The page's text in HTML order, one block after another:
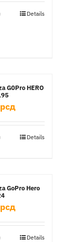
Details
G0Pro HERO
рсд
Details
GoPro Hero
рсд
Details